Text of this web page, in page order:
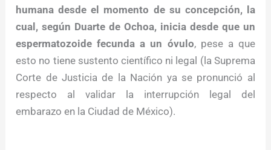
humana desde el momento de su concepción, la
cual, según Duarte de Ochoa, inicia desde que un
espermatozoide fecunda a un óvulo, pese a que
esto no tiene sustento científico ni legal (la Suprema
Corte de Justicia de la Nación ya se pronunció al
respecto al validar la interrupción legal del
embarazo en la Ciudad de México).